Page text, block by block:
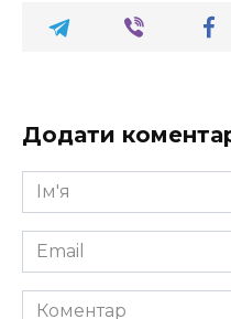
Додати
Ім'я
*
Email
*
Коментар